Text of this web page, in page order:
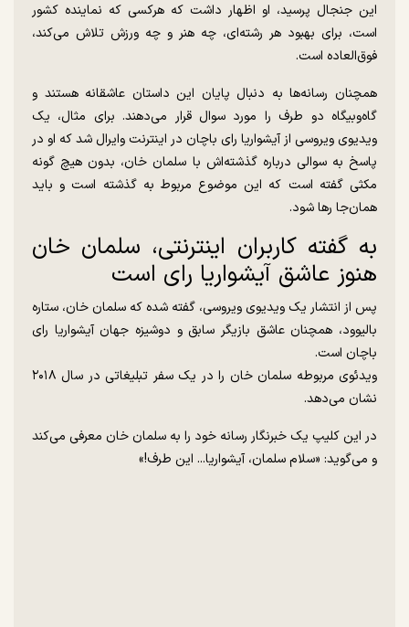
این جنجال پرسید، او اظهار داشت که هرکسی که نماینده کشور
است، برای بهبود هر رشته‌ای، چه هنر و چه ورزش تلاش می‌کند،
فوق‌العاده است.
همچنان رسانه‌ها به دنبال پایان این داستان عاشقانه هستند و
گاه‌وبیگاه دو طرف را مورد سوال قرار می‌دهند. برای مثال، یک
ویدیوی ویروسی از آیشواریا رای باچان در اینترنت وایرال شد که او در
پاسخ به سوالی درباره گذشته‌اش با سلمان خان، بدون هیچ گونه
مکثی گفته است که این موضوع مربوط به گذشته است و باید
همان‌جا رها شود.
به گفته کاربران اینترنتی، سلمان خان
هنوز عاشق آیشواریا رای است
پس از انتشار یک ویدیوی ویروسی، گفته شده که سلمان خان، ستاره
بالیوود، همچنان عاشق بازیگر سابق و دوشیزه جهان آیشواریا رای
باچان است.
ویدئوی مربوطه سلمان خان را در یک سفر تبلیغاتی در سال ۲۰۱۸
نشان می‌دهد.
در این کلیپ یک خبرنگار رسانه خود را به سلمان خان معرفی می‌کند
و می‌گوید: «سلام سلمان، آیشواریا... این طرف!»